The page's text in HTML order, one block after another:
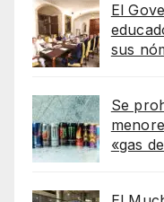
El
sus
Se
«gas